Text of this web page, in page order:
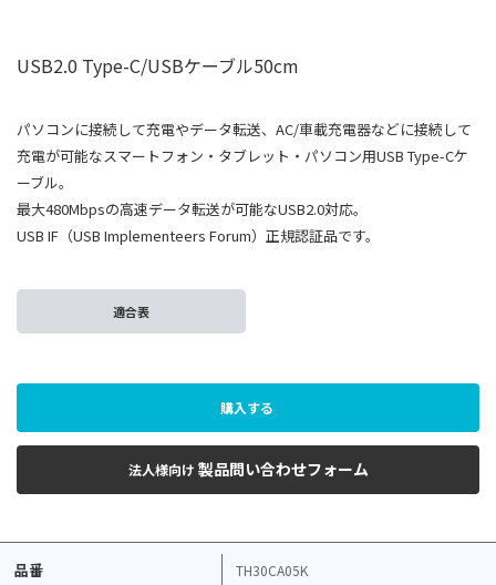
USB2.0 Type-C/USBケーブル50cm
パソコンに接続して充電やデータ転送、AC/車載充電器などに接続して
充電が可能なスマートフォン・タブレット・パソコン用USB Type-Cケ
ーブル。
最大480Mbpsの高速データ転送が可能なUSB2.0対応。
USB IF（USB Implementeers Forum）正規認証品です。
適合表
購入する
法人様向け 製品問い合わせフォーム
品番 TH30CA05K